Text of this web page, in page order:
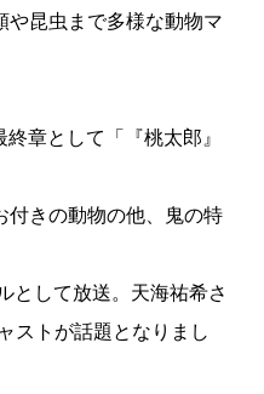
や昆虫まで多様な動物マ
章として「『桃太郎』
付きの動物の他、鬼の特
として放送。天海祐希さ
ストが話題となりまし